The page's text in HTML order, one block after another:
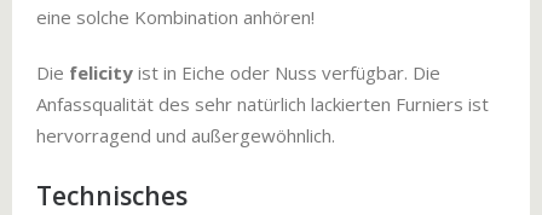
eine solche Kombination anhören!
Die felicity ist in Eiche oder Nuss verfügbar. Die
Anfassqualität des sehr natürlich lackierten Furniers ist
hervorragend und außergewöhnlich.
Technisches